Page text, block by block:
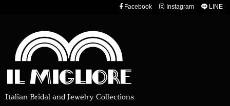
Italian Bridal and Jewelry Collections
Facebook Instagram LINE